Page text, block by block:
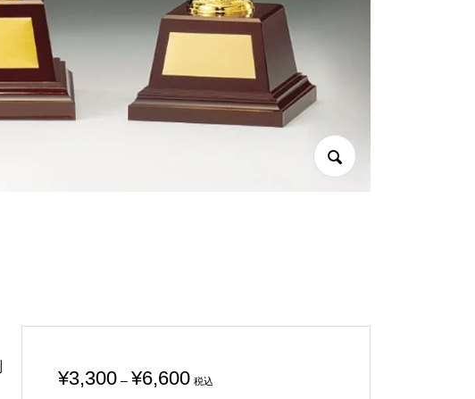
¥3,300 – ¥6,600 税込